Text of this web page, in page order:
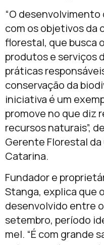
“O
com os objetivos da
florestal, que busca
produtos e serviços
práticas
conservação da
iniciativa é um
promove no que diz
recursos naturais”,
Gerente Florestal
Catarina.
Fundador e
Stanga, explica que
desenvolvido entre
setembro, período
mel. “É com grande